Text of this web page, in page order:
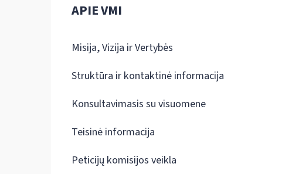
APIE VMI
Misija, Vizija ir Vertybės
Struktūra ir kontaktinė informacija
Konsultavimasis su visuomene
Teisinė informacija
Peticijų komisijos veikla